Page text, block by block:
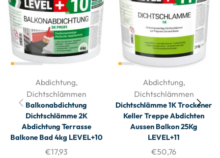
Abdichtung,
Dichtschlämmen
Balkonabdichtung
Dichtschlämme 2K
Abdichtung Terrasse
Balkone Bad 4kg LEVEL+10
€17,93
Abdichtung,
Dichtschlämmen
Dichtschlämme 1K Trockener
Keller Treppe Abdichten
Aussen Balkon 25Kg
LEVEL+11
€50,76